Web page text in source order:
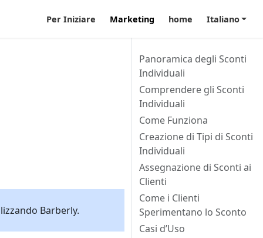
Per Iniziare Marketing home Italiano
Panoramica degli Sconti
Individuali
Comprendere gli Sconti
Individuali
Come Funziona
Creazione di Tipi di Sconti
Individuali
Assegnazione di Sconti ai
Clienti
Come i Clienti
Sperimentano lo Sconto
Casi d’Uso
Barberly.